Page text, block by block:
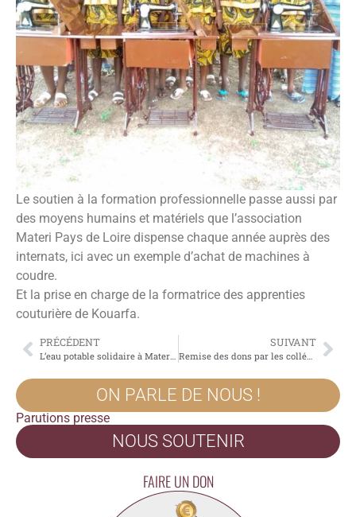
Le soutien à la formation professionnelle passe aussi par
des moyens humains et matériels que l’association
Materi Pays de Loire dispense chaque année auprès des
internats, ici avec un exemple d’achat de machines à
coudre.
Et la prise en charge de la formatrice des apprenties
couturière de Kouarfa.
PRÉCÉDENT
L’eau potable solidaire à Materi (Bénin)
SUIVANT
Remise des dons par les collégiens de Gérard Philipe à Carquefou
ON PARLE DE NOUS !
Parutions presse
NOUS SOUTENIR
FAIRE UN DON